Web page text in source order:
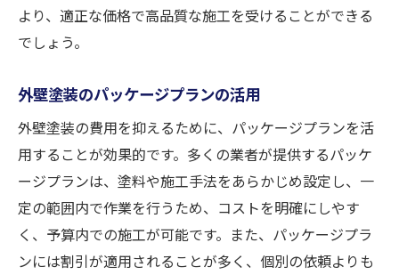
より、適正な価格で高品質な施工を受けることができる
でしょう。
外壁塗装のパッケージプランの活用
外壁塗装の費用を抑えるために、パッケージプランを活
用することが効果的です。多くの業者が提供するパッケ
ージプランは、塗料や施工手法をあらかじめ設定し、一
定の範囲内で作業を行うため、コストを明確にしやす
く、予算内での施工が可能です。また、パッケージプラ
ンには割引が適用されることが多く、個別の依頼よりも